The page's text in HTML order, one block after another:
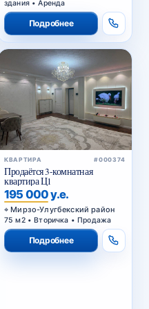
здания • Аренда
Подробнее
КВАРТИРА #000374
Продаётся 3-комнатная
квартира Ц1
195 000 у.е.
Мирзо-Улугбекский район
75 м2 • Вторичка • Продажа
Подробнее